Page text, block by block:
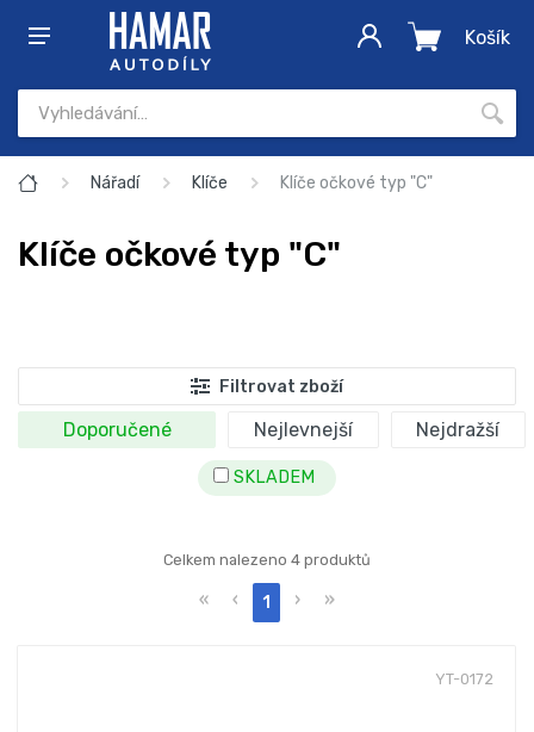
Košík
Nářadí Klíče Klíče očkové typ "C"
Klíče očkové typ "C"
Filtrovat zboží
Doporučené Nejlevnejší Nejdražší
SKLADEM
Celkem nalezeno 4 produktů
« ‹ 1 › »
YT-0172